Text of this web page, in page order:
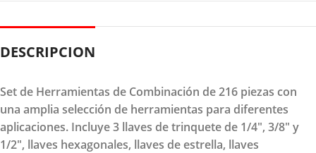
DESCRIPCION
Set de Herramientas de Combinación de 216 piezas con
una amplia selección de herramientas para diferentes
aplicaciones. Incluye 3 llaves de trinquete de 1/4", 3/8" y
1/2", llaves hexagonales, llaves de estrella, llaves